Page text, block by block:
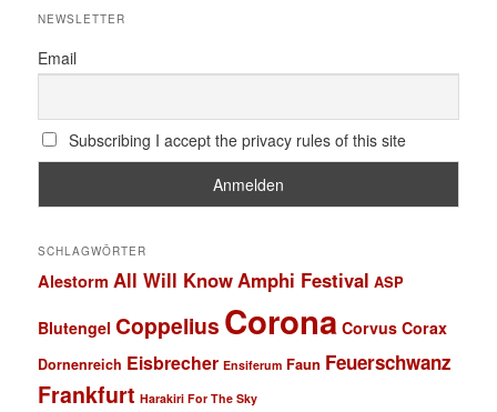
NEWSLETTER
Email
Subscribing I accept the privacy rules of this site
SCHLAGWÖRTER
Alestorm All Will KnowAmphi Festival ASP
Blutengel Coppelius Corona Corvus Corax
Dornenreich Eisbrecher Ensiferum Faun Feuerschwanz
Frankfurt Harakiri For The Sky